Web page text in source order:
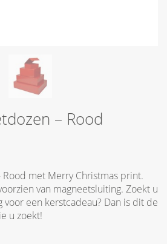
– Rood
Rood met Merry Christmas print.
van magneetsluiting. Zoekt u
een kerstcadeau? Dan is dit de
u zoekt!